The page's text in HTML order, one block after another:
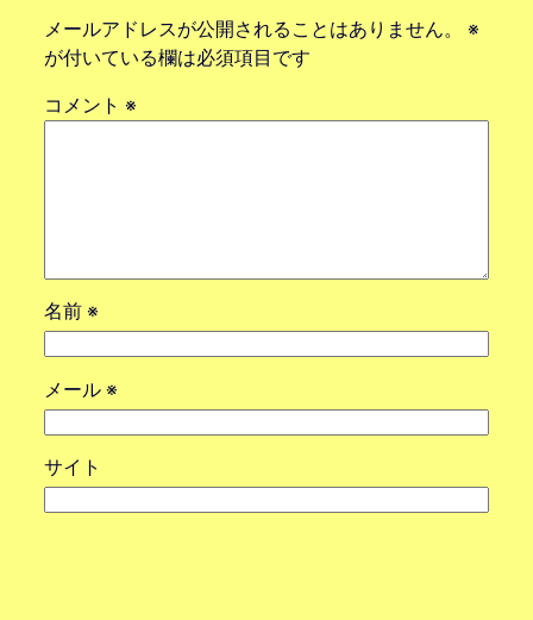
メールアドレスが公開されることはありません。
※
が付いている欄は必須項目です
コメント ※
名前 ※
メール ※
サイト